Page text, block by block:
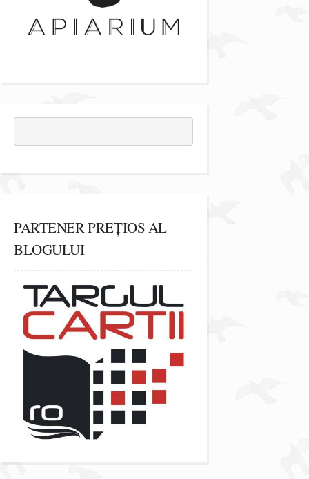
PARTENER PREȚIOS AL
BLOGULUI